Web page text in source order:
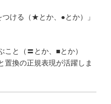
つける（★とか、●とか）」
こと（〓とか、■とか）
置換の正規表現が活躍しま